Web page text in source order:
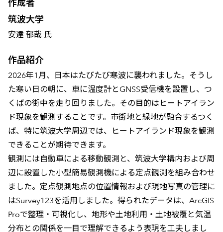
作成者
筑波大学
安達 郁哉 氏
作品紹介
2026年1月、日本はたびたび寒波に襲われました。そうし
た寒い日の朝に、車に温度計とGNSS受信機を設置し、つ
くばの街中を走り回りました。その目的はヒートアイラン
ド現象を観測することです。市街地と緑地が融合するつく
ば、特に筑波大学周辺では、ヒートアイランド現象を観測
できることが期待できます。
観測には自動車による移動観測と、筑波大学構内および周
辺に設置した小型簡易観測機による定点観測を組み合わせ
ました。定点観測地点の位置情報および現地写真の管理に
はSurvey123を活用しました。得られたデータは、ArcGIS
Proで整理・可視化し、地形や土地利用・土地被覆と気温
分布との関係を一目で理解できるよう表現を工夫しまし